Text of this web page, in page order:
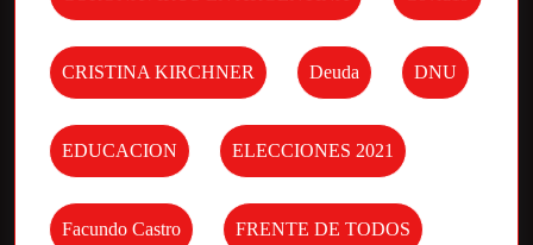
CRISTINA KIRCHNER Deuda DNU
EDUCACION ELECCIONES 2021
Facundo Castro FRENTE DE TODOS